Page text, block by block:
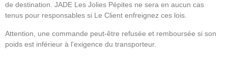
de destination. JADE Les Jolies Pépites ne sera en aucun cas
tenus pour responsables si Le Client enfreignez ces lois.
Attention, une commande peut-être refusée et remboursée si son
poids est inférieur à l'exigence du transporteur.